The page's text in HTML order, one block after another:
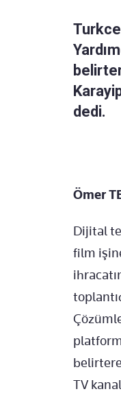
dedi.
Ömer
Dijital
film
TV